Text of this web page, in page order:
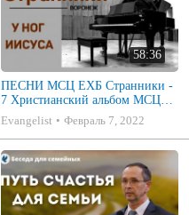
58:36
ПЕСНИ МСЦ ЕХБ Странники -
7 Христианский альбом МСЦ
ЕХБ
Evangelist Февраль 7, 2022